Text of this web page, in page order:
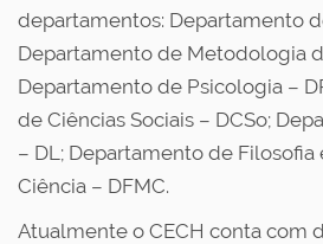
departamentos: Departamento
Departamento de Metodologia
Departamento de Psicologia –
de Ciências Sociais – DCSo;
– DL; Departamento de
Ciência – DFMC.
Atualmente o CECH conta com